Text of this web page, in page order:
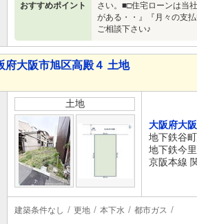
おすすめポイント
さい。■□住宅ローンは当
がある・・』『月々の支
ご相談下さい♪
府大阪市旭区高殿４ 土地
土地
大阪府大
地下鉄谷
地下鉄今
京阪本線
建築条件なし 更地 本下水 都市ガス